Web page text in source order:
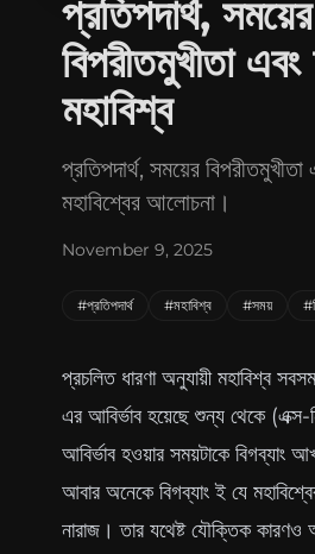
Connect with me
GitHub
প্রতিপদার্থ, সময়ের
বিপরীতমুখীতা
মহাবিশ্ব
প্রতিপদার্থ, সময়ের
মহাবিশ্বের আলোচনা।
November 9, 2025
#প্রতিপদার্থ #মহাবিশ্ব #সময়
প্রচলিত ধারণা অনুযায়ী মহাবিশ্ব
এর আবির্ভাব হয়েছে শুন্য থেকে
আবির্ভাব হওয়ার সময়টাকে বিগব্যাং
আবার অনেকে বিগব্যাং ই যে
নারাজ। তার যথেষ্ট যৌক্তিক